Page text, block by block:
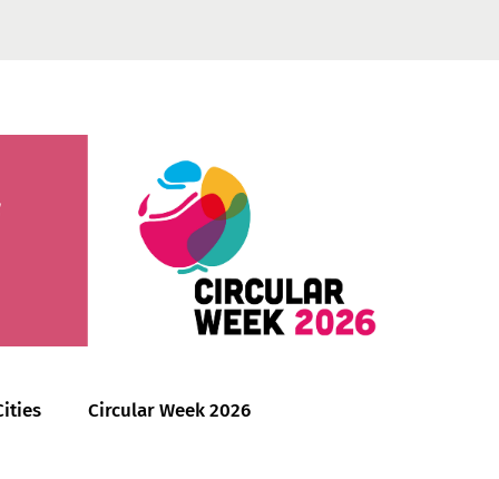
Circular Week 2026